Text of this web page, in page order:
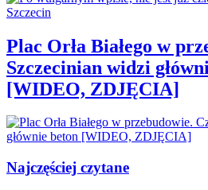
Plac Orła Białego w
Szczecinian widzi
[WIDEO, ZDJĘCIA]
Najczęściej czytane